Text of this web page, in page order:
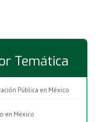
Temática
Pública en México
en México